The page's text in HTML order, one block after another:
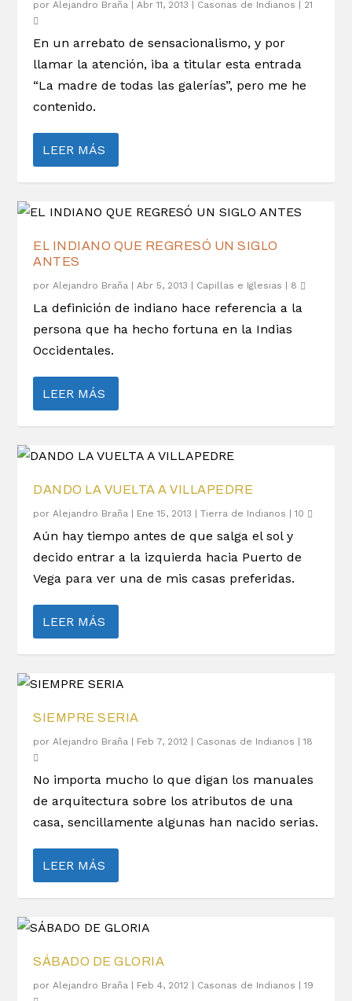
porAlejandro Braña |Abr 11, 2013 Casonas de Indianos 21
En un arrebato de sensacionalismo, y por
llamar la atención, iba a titular esta entrada
“La madre de todas las galerías”, pero me he
contenido.
LEER MÁS
EL INDIANO QUE REGRESÓ UN SIGLO
ANTES
porAlejandro Braña |Abr 5, 2013 Capillas e Iglesias 8
La definición de indiano hace referencia a la
persona que ha hecho fortuna en la Indias
Occidentales.
LEER MÁS
DANDO LA VUELTA A VILLAPEDRE
porAlejandro Braña Ene 15, 2013 |Tierra de Indianos |10
Aún hay tiempo antes de que salga el sol y
decido entrar a la izquierda hacia Puerto de
Vega para ver una de mis casas preferidas.
LEER MÁS
SIEMPRE SERIA
porAlejandro Braña Feb 7, 2012 Casonas de Indianos |18
No importa mucho lo que digan los manuales
de arquitectura sobre los atributos de una
casa, sencillamente algunas han nacido serias.
LEER MÁS
SÁBADO DE GLORIA
porAlejandro Braña Feb 4, 2012 Casonas de Indianos |19